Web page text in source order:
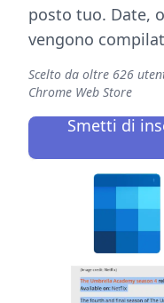
posto tuo. Date,
vengono
Scelto da oltre 626
Chrome Web Store
Smetti di